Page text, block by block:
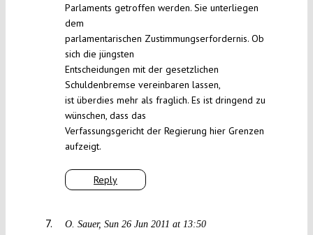
Reply
Parlaments getroffen werden. Sie unterliegen
dem
parlamentarischen Zustimmungserfordernis. Ob
sich die jüngsten
Entscheidungen mit der gesetzlichen
Schuldenbremse vereinbaren lassen,
ist überdies mehr als fraglich. Es ist dringend zu
wünschen, dass das
Verfassungsgericht der Regierung hier Grenzen
aufzeigt.
O. Sauer Sun 26 Jun 2011 at 13:50